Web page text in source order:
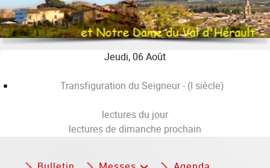
Jeudi, 06 Août
Transfiguration du Seigneur - (I siècle)
lectures du jour
lectures de dimanche prochain